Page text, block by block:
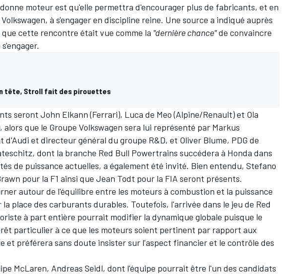
moteur est qu'elle permettra d'encourager plus de fabricants, et en
à s'engager en discipline reine. Une source a indiqué auprès
que cette rencontre était vue comme la "dernière chance"de convaincre
tête, Stroll fait des pirouettes
seront John Elkann (Ferrari), Luca de Meo (Alpine/Renault) et Ola
alors que le Groupe Volkswagen sera lui représenté par Markus
d'Audi et directeur général du groupe R&D, et Oliver Blume, PDG de
dont la branche Red Bull Powertrains succédera à Honda dans
de puissance actuelles, a également été invité. Bien entendu, Stefano
pour la F1 ainsi que Jean Todt pour la FIA seront présents.
autour de l'équilibre entre les moteurs à combustion et la puissance
place des carburants durables. Toutefois, l'arrivée dans le jeu de Red
à part entière pourrait modifier la dynamique globale puisque le
particulier à ce que les moteurs soient pertinent par rapport aux
et préférera sans doute insister sur l'aspect financier et le contrôle des
McLaren, Andreas Seidl, dont l'équipe pourrait être l'un des candidats